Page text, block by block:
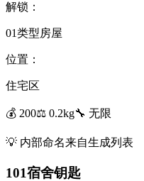
解锁：
01类型房屋
位置：
住宅区
💰 200⚖️ 0.2kg🔧 无限
💡 内部命名来自生成列表
101宿舍钥匙